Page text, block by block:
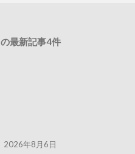
の最新記事4件
2026年8月6日